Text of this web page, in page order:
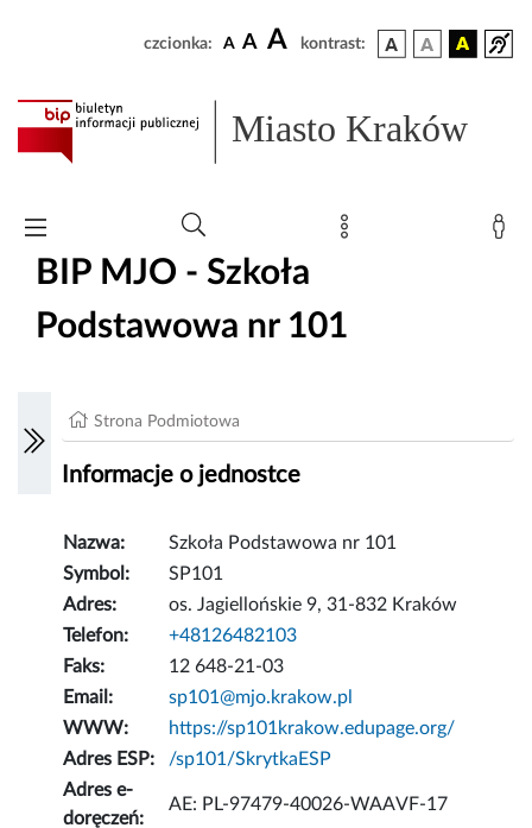
czcionka: A A A kontrast:
Miasto Kraków
BIP MJO - Szkoła
Podstawowa nr 101
Strona Podmiotowa
Informacje o jednostce
Nazwa:
Szkoła Podstawowa nr 101
Symbol:
SP101
Adres:
os. Jagiellońskie 9, 31-832 Kraków
Telefon:
+48126482103
Faks:
12 648-21-03
Email:
sp101@mjo.krakow.pl
WWW:
https://sp101krakow.edupage.org/
Adres ESP:
/sp101/SkrytkaESP
Adres e-
doręczeń:
AE: PL-97479-40026-WAAVF-17